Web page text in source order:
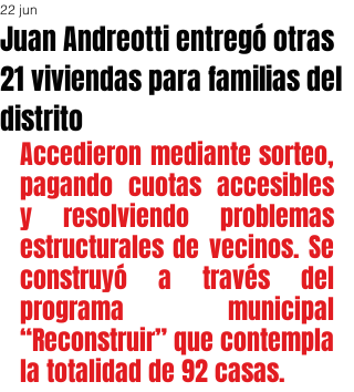
Juan Andreotti entregó otras
21 viviendas para familias del
distrito
22 jun
Accedieron mediante sorteo,
pagando cuotas accesibles
y resolviendo problemas
estructurales de vecinos. Se
construyó a través del
programa municipal
“Reconstruir” que contempla
la totalidad de 92 casas.